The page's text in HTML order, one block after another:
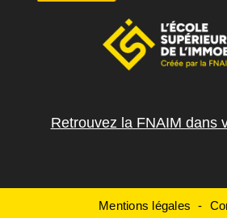
Retrouvez la FNAIM dans
Mentions légales